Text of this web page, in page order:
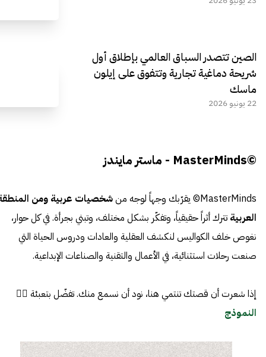
الصين تتصدر السباق العالمي بإطلاق أول
شريحة دماغية تجارية وتتفوق على إيلون
ماسك
22 يونيو 2026
©MasterMinds - ماستر مايندز
MasterMinds© يقرّبك وجهاً لوجه من
شخصيات عربية ومن
العربية تترك أثراً حقيقياً، وتفكّر بشكل مختلف، وتبني بجرأة. في كل حوار،
نغوص خلف الكواليس لنكشف العقلية والعادات ودروس الحياة التي
صنعت رحلات استثنائية، في الأعمال والتقنية والصناعات الإبداعية.
إذا شعرت أن قصتك تنتمي هنا، نود أن نسمع منك. تفضّل بتعبئة 👈🏼
النموذج